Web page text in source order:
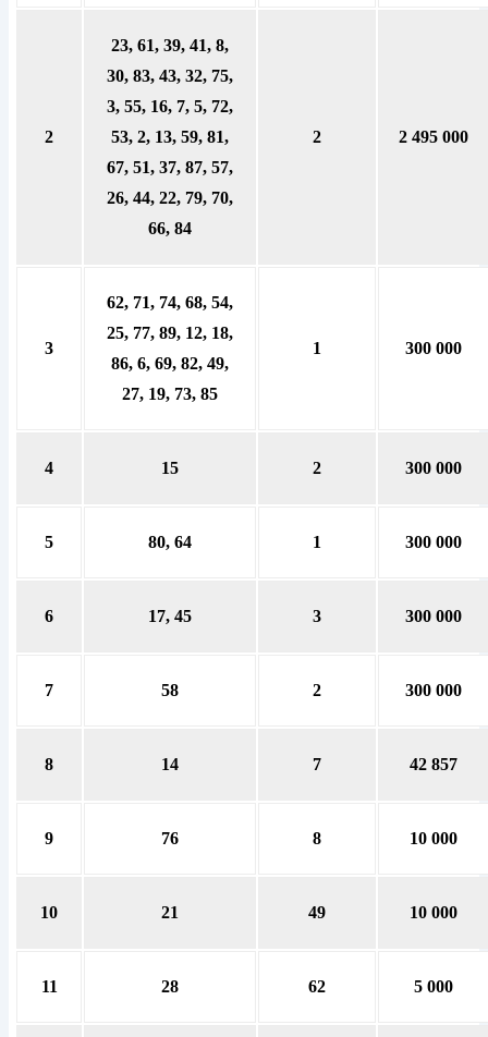
2
23, 61, 39, 41, 8,
30, 83, 43, 32, 75,
3, 55, 16, 7, 5, 72,
53, 2, 13, 59, 81,
67, 51, 37, 87, 57,
26, 44, 22, 79, 70,
66, 84
2 2 495 000
3
62, 71, 74, 68, 54,
25, 77, 89, 12, 18,
86, 6, 69, 82, 49,
27, 19, 73, 85
1 300 000
4 15 2 300 000
5 80, 64 1 300 000
6 17, 45 3 300 000
7 58 2 300 000
8 14 7 42 857
9 76 8 10 000
10 21 49 10 000
11 28 62 5 000